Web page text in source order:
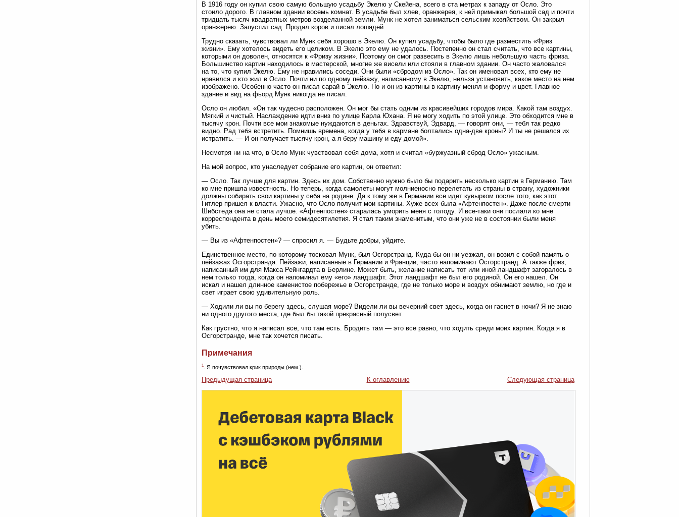
В 1916 году он купил свою самую большую усадьбу Экелю у Скейена, всего в ста метрах к западу от Осло. Это
стоило дорого. В главном здании восемь комнат. В усадьбе был хлев, оранжерея, к ней примыкал большой сад и почти
тридцать тысяч квадратных метров возделанной земли. Мунк не хотел заниматься сельским хозяйством. Он закрыл
оранжерею. Запустил сад. Продал коров и писал лошадей.
Трудно сказать, чувствовал ли Мунк себя хорошо в Экелю. Он купил усадьбу, чтобы было где разместить «Фриз
жизни». Ему хотелось видеть его целиком. В Экелю это ему не удалось. Постепенно он стал считать, что все картины,
которыми он доволен, относятся к «Фризу жизни». Поэтому он смог развесить в Экелю лишь небольшую часть фриза.
Большинство картин находилось в мастерской, многие же висели или стояли в главном здании. Он часто жаловался
на то, что купил Экелю. Ему не нравились соседи. Они были «сбродом из Осло». Так он именовал всех, кто ему не
нравился и кто жил в Осло. Почти ни по одному пейзажу, написанному в Экелю, нельзя установить, какое место на нем
изображено. Особенно часто он писал сарай в Экелю. Но и он из картины в картину менял и форму и цвет. Главное
здание и вид на фьорд Мунк никогда не писал.
Осло он любил. «Он так чудесно расположен. Он мог бы стать одним из красивейших городов мира. Какой там воздух.
Мягкий и чистый. Наслаждение идти вниз по улице Карла Юхана. Я не могу ходить по этой улице. Это обходится мне в
тысячу крон. Почти все мои знакомые нуждаются в деньгах. Здравствуй, Эдвард, — говорят они, — тебя так редко
видно. Рад тебя встретить. Помнишь времена, когда у тебя в кармане болтались одна-две кроны? И ты не решался их
истратить. — И он получает тысячу крон, а я беру машину и еду домой».
Несмотря ни на что, в Осло Мунк чувствовал себя дома, хотя и считал «буржуазный сброд Осло» ужасным.
На мой вопрос, кто унаследует собрание его картин, он ответил:
— Осло. Так лучше для картин. Здесь их дом. Собственно нужно было бы подарить несколько картин в Германию. Там
ко мне пришла известность. Но теперь, когда самолеты могут молниеносно перелетать из страны в страну, художники
должны собирать свои картины у себя на родине. Да к тому же в Германии все идет кувырком после того, как этот
Гитлер пришел к власти. Ужасно, что Осло получит мои картины. Хуже всех была «Афтенпостен». Даже после смерти
Шибстеда она не стала лучше. «Афтенпостен» старалась уморить меня с голоду. И все-таки они послали ко мне
корреспондента в день моего семидесятилетия. Я стал таким знаменитым, что они уже не в состоянии были меня
убить.
— Вы из «Афтенпостен»? — спросил я. — Будьте добры, уйдите.
Единственное место, по которому тосковал Мунк, был Осгорстранд. Куда бы он ни уезжал, он возил с собой память о
пейзажах Осгорстранда. Пейзажи, написанные в Германии и Франции, часто напоминают Осгорстранд. А также фриз,
написанный им для Макса Рейнгардта в Берлине. Может быть, желание написать тот или иной ландшафт загоралось в
нем только тогда, когда он напоминал ему «его» ландшафт. Этот ландшафт не был его родиной. Он его нашел. Он
искал и нашел длинное каменистое побережье в Осгорстранде, где не только море и воздух обнимают землю, но где и
свет играет свою удивительную роль.
— Ходили ли вы по берегу здесь, слушая море? Видели ли вы вечерний свет здесь, когда он гаснет в ночи? Я не знаю
ни одного другого места, где был бы такой прекрасный полусвет.
Как грустно, что я написал все, что там есть. Бродить там — это все равно, что ходить среди моих картин. Когда я в
Осгорстранде, мне так хочется писать.
Примечания
1 . Я почувствовал крик природы (нем.).
Предыдущая страница К оглавлению Следующая страница